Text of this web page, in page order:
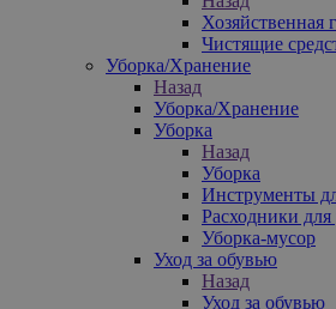
Хозяйственная
Чистящие
Уборка/Хранение
Назад
Уборка/Хранение
Уборка
Назад
Уборка
Инструменты
Расходники для
Уборка-мусор
Уход за обувью
Назад
Уход за обувью